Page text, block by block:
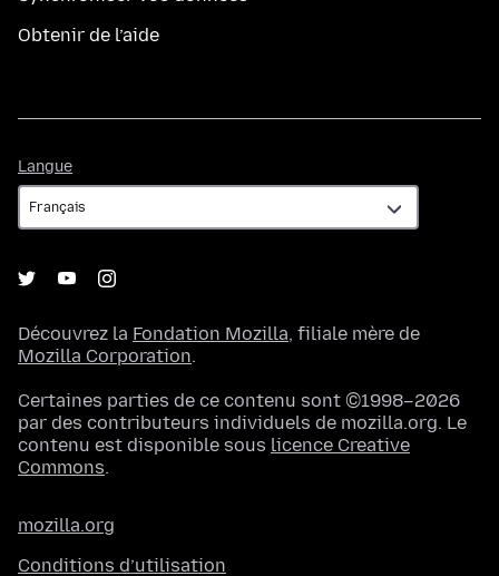
Obtenir de l’aide
Langue
Découvrez la Fondation Mozilla, filiale mère de
Mozilla Corporation.
Certaines parties de ce contenu sont ©1998–2026
par des contributeurs individuels de mozilla.org. Le
contenu est disponible sous licence Creative
Commons.
mozilla.org
Conditions d’utilisation